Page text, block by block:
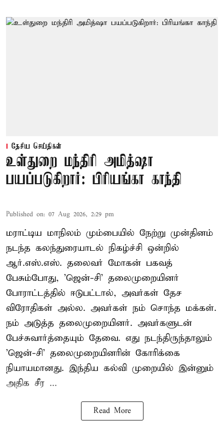
தேசிய செய்திகள்
உள்துறை மந்திரி அமித்ஷா
பயப்படுகிறார்: பிரியங்கா காந்தி
Published on: 07 Aug 2026, 2:29 pm
மராட்டிய மாநிலம் மும்பையில் நேற்று முன்தினம்
நடந்த கலந்துரையாடல் நிகழ்ச்சி ஒன்றில்
ஆர்.எஸ்.எஸ். தலைவர் மோகன் பகவத்
பேசும்போது, 'ஜென்-சி' தலைமுறையினர்
போராட்டத்தில் ஈடுபட்டால், அவர்கள் தேச
விரோதிகள் அல்ல. அவர்கள் நம் சொந்த மக்கள்.
நம் அடுத்த தலைமுறையினர். அவர்களுடன்
பேச்சுவார்த்தையும் தேவை. எது நடந்திருந்தாலும்
'ஜென்-சி' தலைமுறையினரின் கோரிக்கை
நியாயமானது. இந்திய கல்வி முறையில் இன்னும்
அதிக சீர ...
Read More